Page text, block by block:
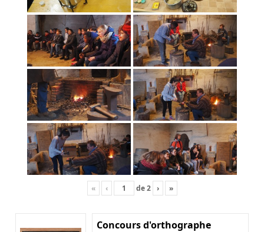
« ‹ de2 › »
Concours d'orthographe